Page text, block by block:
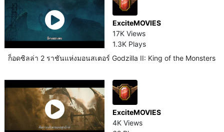
ExciteMOVIES
17K Views
1.3K Plays
ก็อดซิลล่า 2 ราชันแห่งมอนสเตอร์ Godzilla II: King of the Monsters
ExciteMOVIES
4K Views